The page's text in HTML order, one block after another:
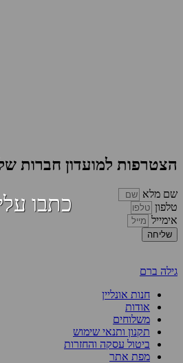
כתבו
הצטרפות למועדון חברות
שם מלא
טלפון
אימייל
שליחה
גילה ברם
חנות אונליין
אודות
משלוחים
תקנון ותנאי שימוש
ביטול עסקה והחזרות
מפת אתר